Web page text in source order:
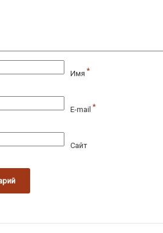
Имя *
E-mail *
Сайт